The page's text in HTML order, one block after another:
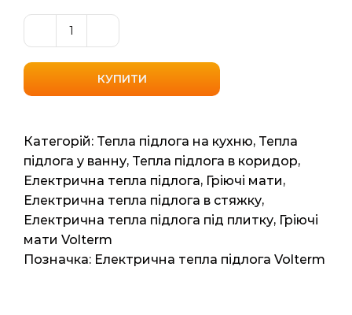
Нагрівальний
коаксильний
Volterm
Mat
(Україна)
7.1м2
14.2мп
1200ват
кількість
КУПИТИ
Категорій: Тепла підлога на кухню, Тепла
підлога у ванну, Тепла підлога в коридор,
Електрична тепла підлога, Гріючі мати,
Електрична тепла підлога в стяжку,
Електрична тепла підлога під плитку, Гріючі
мати Volterm
Позначка: Електрична тепла підлога Volterm